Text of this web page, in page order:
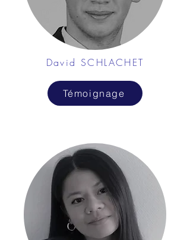
David SCHLACHET
Témoignage